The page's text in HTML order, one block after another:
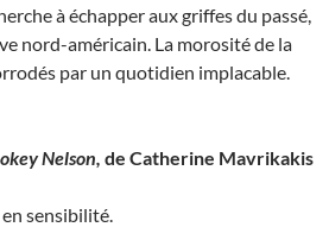
à échapper aux griffes du passé,
nord-américain. La morosité de la
par un quotidien implacable.
Nelson, de Catherine Mavrikakis
sensibilité.